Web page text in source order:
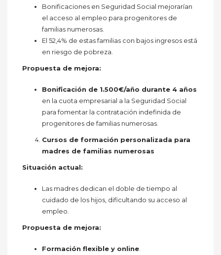
Bonificaciones en Seguridad Social mejorarían
el acceso al empleo para progenitores de
familias numerosas.
El 52,4% de estas familias con bajos ingresos está
en riesgo de pobreza.
Propuesta de mejora:
Bonificación de 1.500€/año durante 4 años
en la cuota empresarial a la Seguridad Social
para fomentar la contratación indefinida de
progenitores de familias numerosas.
Cursos de formación personalizada para
madres de familias numerosas
Situación actual:
Las madres dedican el doble de tiempo al
cuidado de los hijos, dificultando su acceso al
empleo.
Propuesta de mejora:
Formación flexible y online